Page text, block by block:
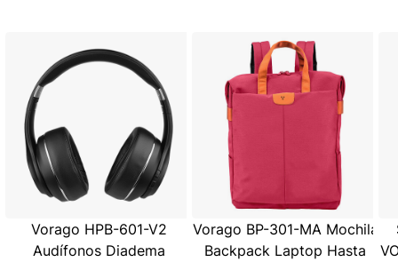
Vorago HPB-601-V2
Audífonos Diadema
Vorago BP-301-MA Mochila
Backpack Laptop Hasta